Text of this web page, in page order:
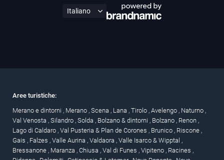
Aree turistiche:
Merano e dintorni , Merano , Scena , Lana , Tirolo , Avelengo , Naturno ,
Val Venosta , Silandro , Solda , Bolzano & dintorni , Bolzano , Renon ,
Lago di Caldaro , Val Pusteria & Plan de Corones , Brunico , Riscone ,
Gais , Falzes , Valle Aurina , Valdaora , Valle Isarco & Wipptal ,
Bressanone , Maranza , Chiusa , Val di Funes , Vipiteno , Racines ,